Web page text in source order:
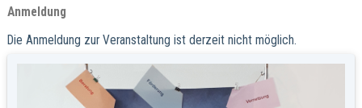
Anmeldung
Die Anmeldung zur Veranstaltung ist derzeit nicht möglich.